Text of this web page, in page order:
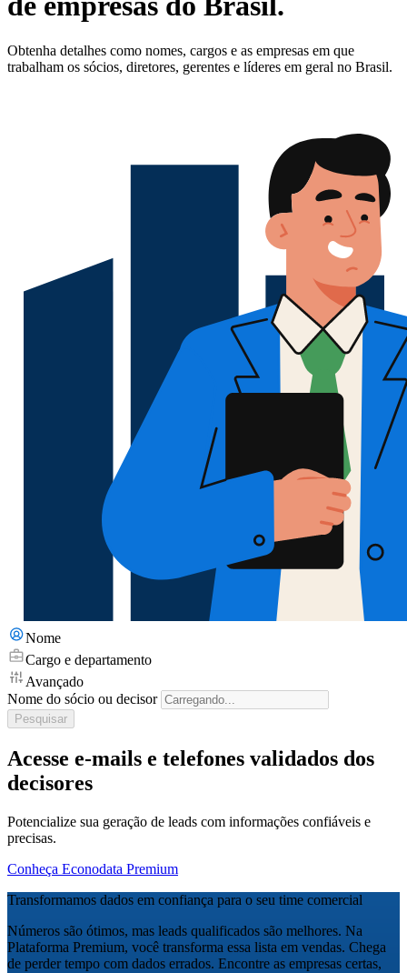
Obtenha detalhes como nomes, cargos e as empresas em que
trabalham os sócios, diretores, gerentes e líderes em geral no Brasil.
Nome
Cargo e departamento
Avançado
Nome do sócio ou decisor
Pesquisar
Acesse e-mails e telefones validados dos
decisores
Potencialize sua geração de leads com informações confiáveis e
precisas.
Conheça Econodata Premium
Transformamos dados em confiança para o seu time comercial
Números são ótimos, mas leads qualificados são melhores. Na
Plataforma Premium, você transforma essa lista em vendas. Chega
de perder tempo com dados errados. Encontre as empresas certas,